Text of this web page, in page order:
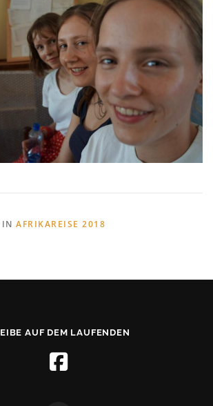
IN AFRIKAREISE 2018
AUF DEM LAUFENDEN